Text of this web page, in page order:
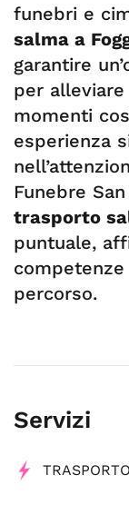
funebri e
salma a
garantire
per
momenti
esperienza
Funebre
trasporto
puntuale,
percorso.
Servizi